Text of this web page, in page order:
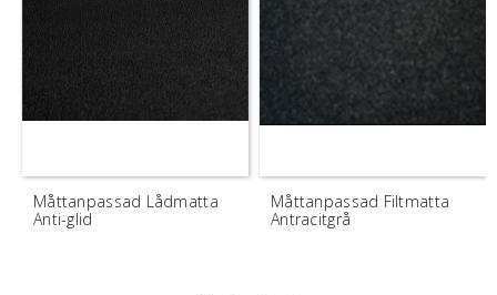
Måttanpassad Lådmatta
Anti-glid
Måttanpassad Filtmatta
Antracitgrå